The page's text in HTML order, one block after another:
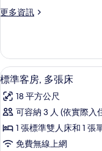
1
標
準
雙
人
床
的
所
更多資訊
更
客
房,
1
標
準
人
床
顯
示
標
準
客
4
標準客房, 多張床
18 平方公尺
可容納 3 人 (依實際入
1 張標準雙人床和 1 張
免費無線上網